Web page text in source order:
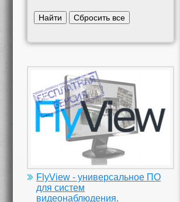
Найти Сбросить все
FlyView - универсальное ПО
для систем
видеонаблюдения.